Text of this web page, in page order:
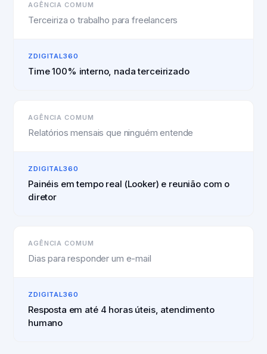
AGÊNCIA COMUM
Terceiriza o trabalho para freelancers
ZDIGITAL360
Time 100% interno, nada terceirizado
AGÊNCIA COMUM
Relatórios mensais que ninguém entende
ZDIGITAL360
Painéis em tempo real (Looker) e reunião com o
diretor
AGÊNCIA COMUM
Dias para responder um e-mail
ZDIGITAL360
Resposta em até 4 horas úteis, atendimento
humano